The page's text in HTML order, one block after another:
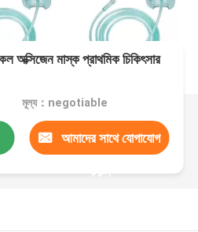
অক্সিজেন মাস্ক প্রাথমিক চিকিৎসার
মূল্য：negotiable
আমাদের সাথে যোগাযোগ
করুন